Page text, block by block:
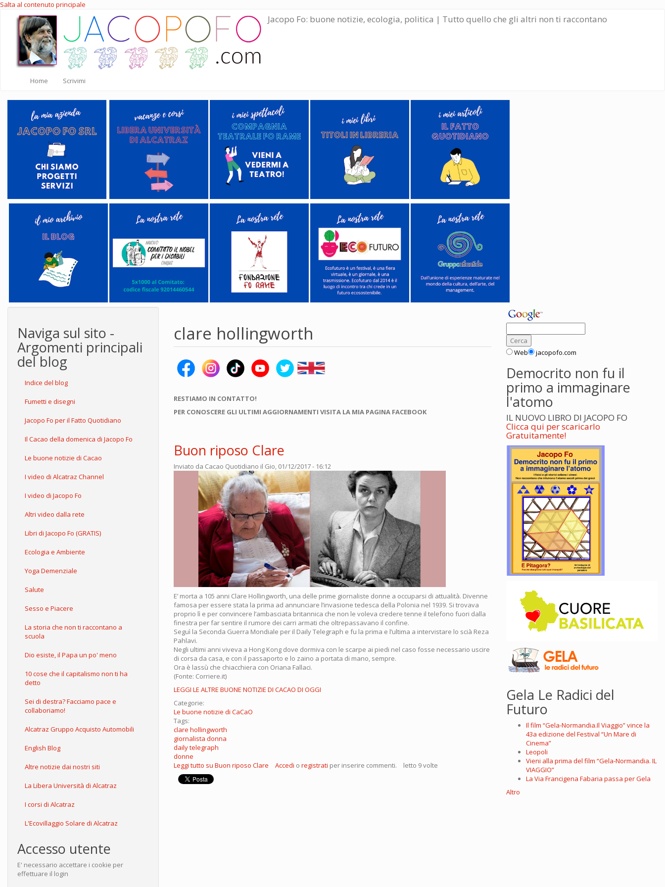
Salta al contenuto principale
Jacopo Fo: buone notizie, ecologia, politica | Tutto quello che gli altri non ti raccontano
Home Scrivimi
Naviga sul sito -
Argomenti principali
del blog
Indice del blog
Fumetti e disegni
Jacopo Fo per il Fatto Quotidiano
Il Cacao della domenica di Jacopo Fo
Le buone notizie di Cacao
I video di Alcatraz Channel
I video di Jacopo Fo
Altri video dalla rete
Libri di Jacopo Fo (GRATIS)
Ecologia e Ambiente
Yoga Demenziale
Salute
Sesso e Piacere
La storia che non ti raccontano a
scuola
Dio esiste, il Papa un po' meno
10 cose che il capitalismo non ti ha
detto
Sei di destra? Facciamo pace e
collaboriamo!
Alcatraz Gruppo Acquisto Automobili
English Blog
Altre notizie dai nostri siti
La Libera Università di Alcatraz
I corsi di Alcatraz
L'Ecovillaggio Solare di Alcatraz
Accesso utente
E' necessario accettare i cookie per
effettuare il login
clare hollingworth
RESTIAMO IN CONTATTO!
PER CONOSCERE GLI ULTIMI AGGIORNAMENTI VISITA LA MIA PAGINA FACEBOOK
Buon riposo Clare
Inviato da Cacao Quotidiano il Gio, 01/12/2017 - 16:12
E’ morta a 105 anni Clare Hollingworth, una delle prime giornaliste donne a occuparsi di attualità. Divenne
famosa per essere stata la prima ad annunciare l’invasione tedesca della Polonia nel 1939. Si trovava
proprio lì e per convincere l’ambasciata britannica che non le voleva credere tenne il telefono fuori dalla
finestra per far sentire il rumore dei carri armati che oltrepassavano il confine.
Seguì la Seconda Guerra Mondiale per il Daily Telegraph e fu la prima e l’ultima a intervistare lo scià Reza
Pahlavi.
Negli ultimi anni viveva a Hong Kong dove dormiva con le scarpe ai piedi nel caso fosse necessario uscire
di corsa da casa, e con il passaporto e lo zaino a portata di mano, sempre.
Ora è lassù che chiacchiera con Oriana Fallaci.
(Fonte: Corriere.it)
LEGGI LE ALTRE BUONE NOTIZIE DI CACAO DI OGGI
Categorie:
Le buone notizie di CaCaO
Tags:
clare hollingworth
giornalista donna
daily telegraph
donne
Leggi tutto su Buon riposo Clare Accedi o registrati per inserire commenti. letto 9 volte
Web jacopofo.com
Democrito non fu il
primo a immaginare
l'atomo
IL NUOVO LIBRO DI JACOPO FO
Clicca qui per scaricarlo
Gratuitamente!
Gela Le Radici del
Futuro
Il film “Gela-Normandia.Il Viaggio” vince la
43a edizione del Festival “Un Mare di
Cinema”
Leopoli
Vieni alla prima del film “Gela-Normandia. IL
VIAGGIO”
La Via Francigena Fabaria passa per Gela
Altro